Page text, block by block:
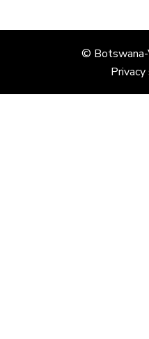
© Botswana-